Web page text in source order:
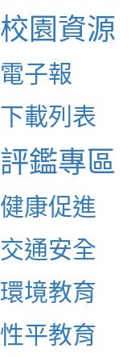
校園資源
電子報
下載列表
評鑑專區
健康促進
交通安全
環境教育
性平教育